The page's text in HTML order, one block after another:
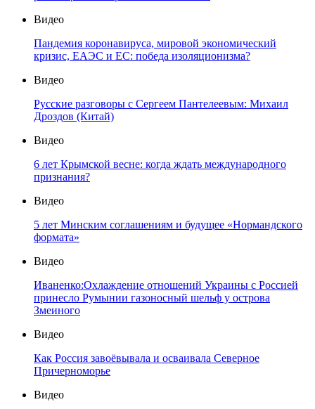
Видео
Пандемия коронавируса, мировой экономический
кризис, ЕАЭС и ЕС: победа изоляционизма?
Видео
Русские разговоры с Сергеем Пантелеевым: Михаил
Дроздов (Китай)
Видео
6 лет Крымской весне: когда ждать международного
признания?
Видео
5 лет Минским соглашениям и будущее «Нормандского
формата»
Видео
Иваненко:Охлаждение отношений Украины с Россией
принесло Румынии газоносный шельф у острова
Змеиного
Видео
Как Россия завоёвывала и осваивала Северное
Причерноморье
Видео